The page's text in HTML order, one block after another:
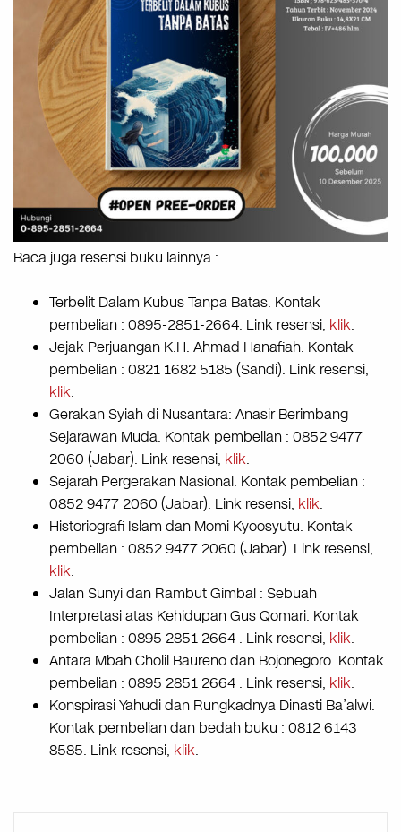
Baca juga resensi buku lainnya :
Terbelit Dalam Kubus Tanpa Batas. Kontak
pembelian : 0895-2851-2664. Link resensi, klik.
Jejak Perjuangan K.H. Ahmad Hanafiah. Kontak
pembelian : 0821 1682 5185 (Sandi). Link resensi,
klik.
Gerakan Syiah di Nusantara: Anasir Berimbang
Sejarawan Muda. Kontak pembelian : 0852 9477
2060 (Jabar). Link resensi, klik.
Sejarah Pergerakan Nasional. Kontak pembelian :
0852 9477 2060 (Jabar). Link resensi, klik.
Historiografi Islam dan Momi Kyoosyutu. Kontak
pembelian : 0852 9477 2060 (Jabar). Link resensi,
klik.
Jalan Sunyi dan Rambut Gimbal : Sebuah
Interpretasi atas Kehidupan Gus Qomari. Kontak
pembelian : 0895 2851 2664 . Link resensi, klik.
Antara Mbah Cholil Baureno dan Bojonegoro. Kontak
pembelian : 0895 2851 2664 . Link resensi, klik.
Konspirasi Yahudi dan Rungkadnya Dinasti Ba’alwi.
Kontak pembelian dan bedah buku : 0812 6143
8585. Link resensi, klik.